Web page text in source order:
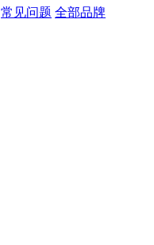
常见问题 全部品牌